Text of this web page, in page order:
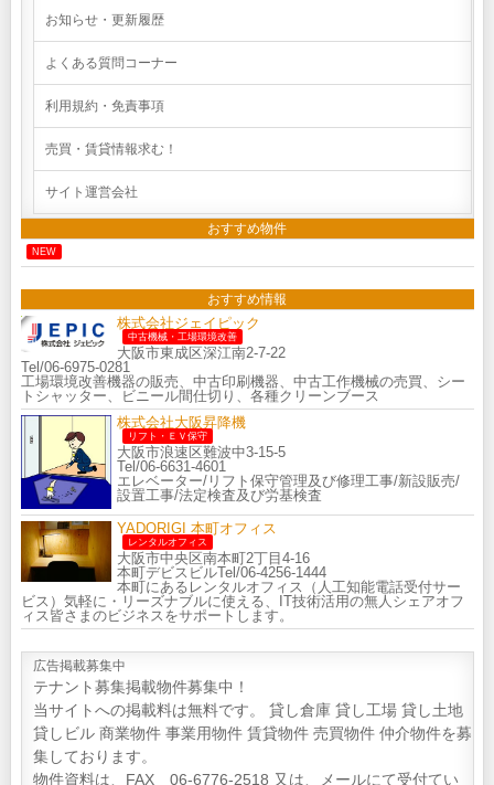
お知らせ・更新履歴
よくある質問コーナー
利用規約・免責事項
売買・賃貸情報求む！
サイト運営会社
おすすめ物件
NEW
おすすめ情報
株式会社ジェイピック
中古機械・工場環境改善
大阪市東成区深江南2-7-22
Tel/06-6975-0281
工場環境改善機器の販売、中古印刷機器、中古工作機械の売買、シー
トシャッター、ビニール間仕切り、各種クリーンブース
株式会社大阪昇降機
リフト・ＥＶ保守
大阪市浪速区難波中3-15-5
Tel/06-6631-4601
エレベーター/リフト保守管理及び修理工事/新設販売/
設置工事/法定検査及び労基検査
YADORIGI 本町オフィス
レンタルオフィス
大阪市中央区南本町2丁目4-16
本町デビスビルTel/06-4256-1444
本町にあるレンタルオフィス（人工知能電話受付サー
ビス）気軽に・リーズナブルに使える、IT技術活用の無人シェアオフ
ィス皆さまのビジネスをサポートします。
広告掲載募集中
テナント募集掲載物件募集中！
当サイトへの掲載料は無料です。 貸し倉庫 貸し工場 貸し土地
貸しビル 商業物件 事業用物件 賃貸物件 売買物件 仲介物件を募
集しております。
物件資料は、FAX 06-6776-2518 又は、メールにて受付てい